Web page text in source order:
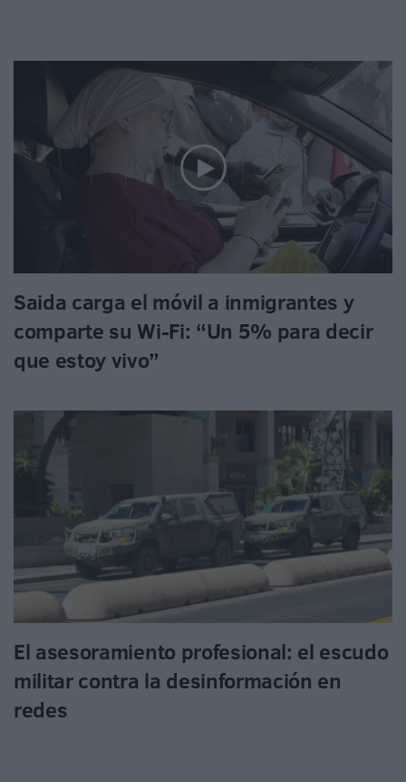
Saida carga el móvil a inmigrantes y
comparte su Wi-Fi: “Un 5% para decir
que estoy vivo”
El asesoramiento profesional: el escudo
militar contra la desinformación en
redes